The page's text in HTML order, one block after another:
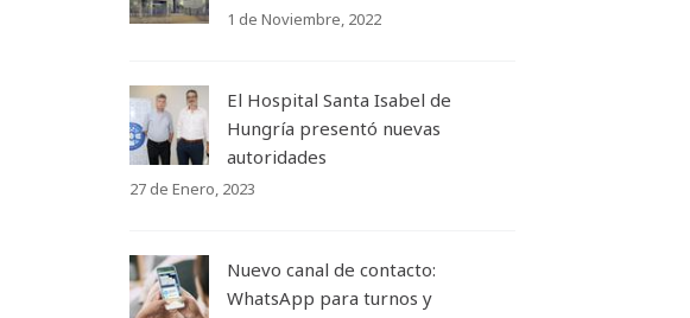
1 de Noviembre, 2022
El Hospital Santa Isabel de
Hungría presentó nuevas
autoridades
27 de Enero, 2023
Nuevo canal de contacto:
WhatsApp para turnos y